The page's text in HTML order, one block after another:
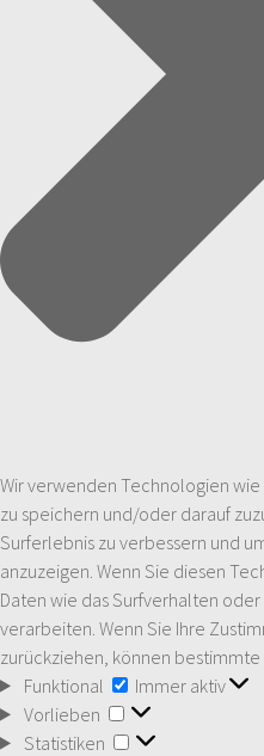
Wir verwenden Technologien
zu speichern und/oder darauf
Surferlebnis zu verbessern und
anzuzeigen. Wenn Sie diesen
Daten wie das Surfverhalten
verarbeiten. Wenn Sie Ihre
zurückziehen, können
Funktional
Funktional
Immer aktiv
Vorlieben
Vorlieben
Statistiken
Statistiken